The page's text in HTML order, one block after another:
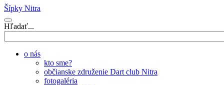
Šípky Nitra
Hľadať...
o nás
kto sme?
občianske združenie Dart club Nitra
fotogaléria